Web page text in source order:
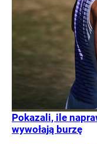
Pokazali, ile
wywołają burzę